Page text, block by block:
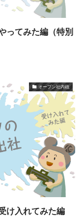
ってみた編（特別
オープン社内砲
け入れてみた編